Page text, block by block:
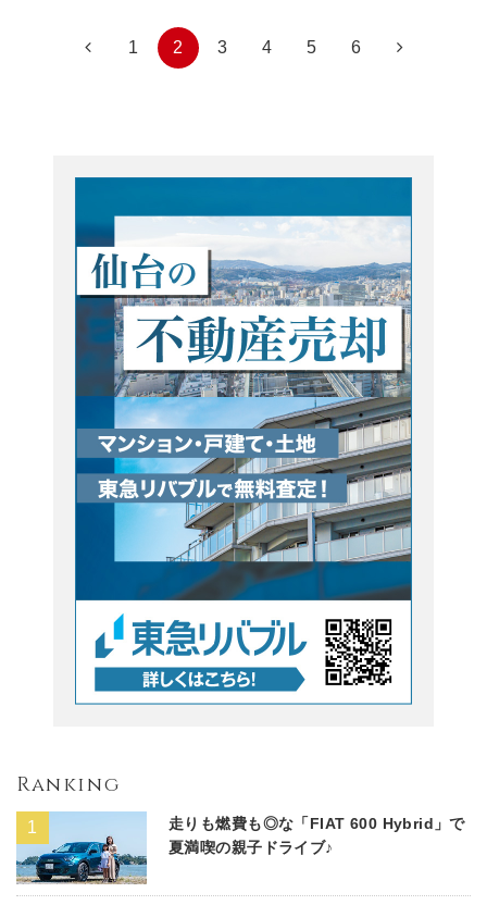
1 2 3 4 5 6
Ranking
走りも燃費も◎な「FIAT 600 Hybrid」で
夏満喫の親子ドライブ♪